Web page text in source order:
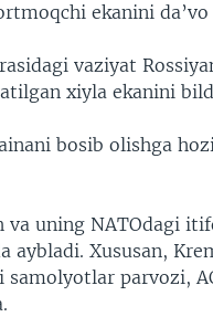
ekanini
vaziyat
xiyla ekanini
bosib olishga
va uning NATOdagi
Xususan,
parvozi,